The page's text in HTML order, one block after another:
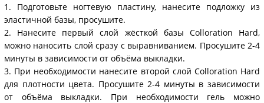
1. Подготовьте ногтевую пластину, нанесите подложку из
эластичной базы, просушите.
2. Нанесите первый слой жёсткой базы Colloration Hard,
можно наносить слой сразу с выравниванием. Просушите 2-4
минуты в зависимости от объёма выкладки.
3. При необходимости нанесите второй слой Colloration Hard
для плотности цвета. Просушите 2-4 минуты в зависимости
от объёма выкладки. При необходимости гель можно